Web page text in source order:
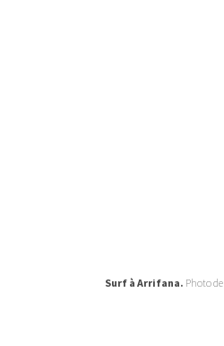
Surf à Arrifana. Photo de